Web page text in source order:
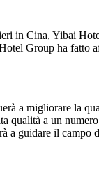
in Cina, Yibai
Group ha fatto
a migliorare la
qualità a un
guidare il campo